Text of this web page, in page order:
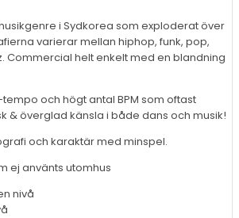
i Sydkorea som exploderat över
varierar mellan hiphop, funk, pop,
Commercial helt enkelt med en blandning
och högt antal BPM som oftast
& överglad känsla i både dans och musik!
och karaktär med minspel.
ej använts utomhus
nivå